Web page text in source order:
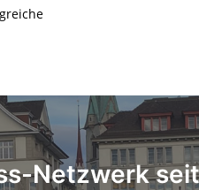
Netzwerk